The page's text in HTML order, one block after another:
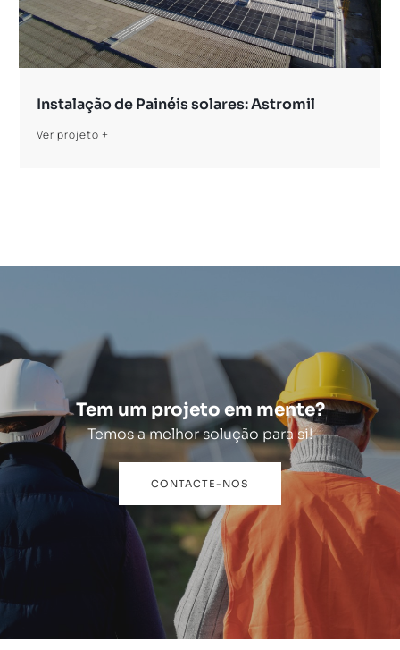
Instalação de Painéis solares: Astromil
Ver projeto +
Tem um projeto em mente?
Temos a melhor solução para si!
CONTACTE-NOS